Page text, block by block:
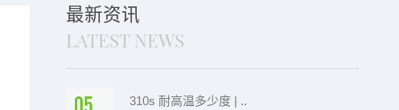
最新资讯
LATEST NEWS
05
310s 耐高温多少度 | ..